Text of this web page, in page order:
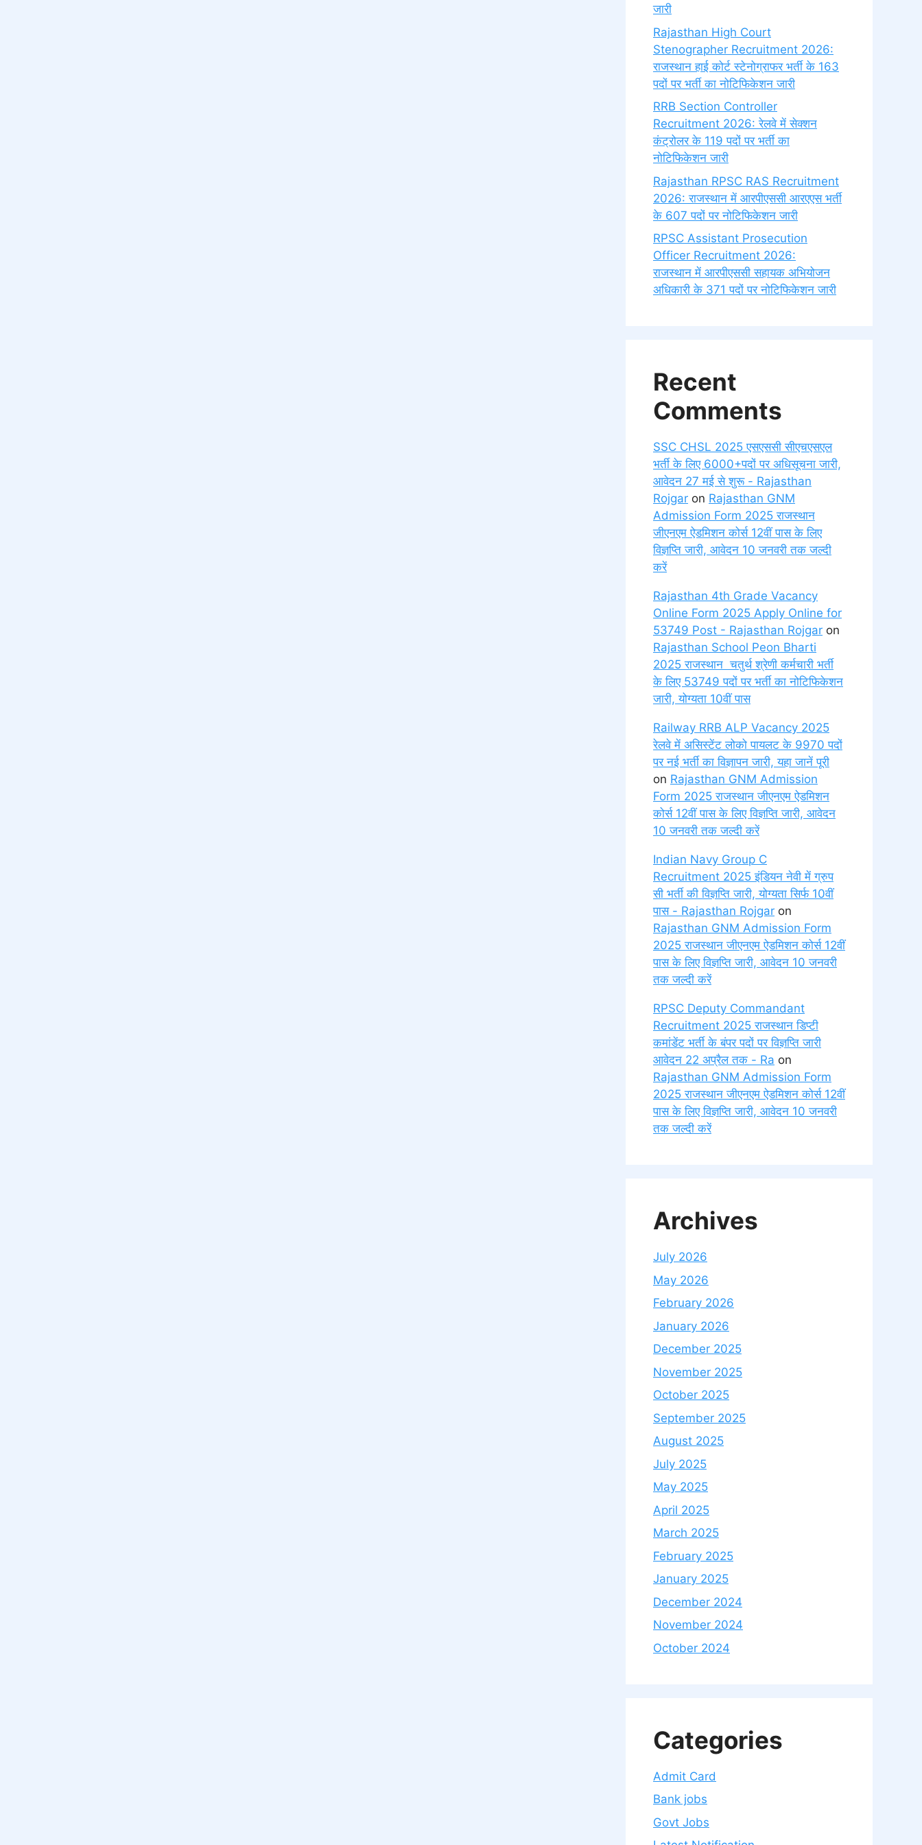
जारी
Rajasthan High Court
Stenographer Recruitment 2026:
राजस्थान हाई कोर्ट स्टेनोग्राफर भर्ती के 163
पदों पर भर्ती का नोटिफिकेशन जारी
RRB Section Controller
Recruitment 2026: रेलवे में सेक्शन
कंट्रोलर के 119 पदों पर भर्ती का
नोटिफिकेशन जारी
Rajasthan RPSC RAS Recruitment
2026: राजस्थान में आरपीएससी आरएएस भर्ती
के 607 पदों पर नोटिफिकेशन जारी
RPSC Assistant Prosecution
Officer Recruitment 2026:
राजस्थान में आरपीएससी सहायक अभियोजन
अधिकारी के 371 पदों पर नोटिफिकेशन जारी
Recent
Comments
SSC CHSL 2025 एसएससी सीएचएसएल
भर्ती के लिए 6000+पदों पर अधिसूचना जारी,
आवेदन 27 मई से शुरू - Rajasthan
Rojgar on Rajasthan GNM
Admission Form 2025 राजस्थान
जीएनएम ऐडमिशन कोर्स 12वीं पास के लिए
विज्ञप्ति जारी, आवेदन 10 जनवरी तक जल्दी
करें
Rajasthan 4th Grade Vacancy
Online Form 2025 Apply Online for
53749 Post - Rajasthan Rojgar on
Rajasthan School Peon Bharti
2025 राजस्थान चतुर्थ श्रेणी कर्मचारी भर्ती
के लिए 53749 पदों पर भर्ती का नोटिफिकेशन
जारी, योग्यता 10वीं पास
Railway RRB ALP Vacancy 2025
रेलवे में असिस्टेंट लोको पायलट के 9970 पदों
पर नई भर्ती का विज्ञापन जारी, यहा जानें पूरी
on Rajasthan GNM Admission
Form 2025 राजस्थान जीएनएम ऐडमिशन
कोर्स 12वीं पास के लिए विज्ञप्ति जारी, आवेदन
10 जनवरी तक जल्दी करें
Indian Navy Group C
Recruitment 2025 इंडियन नेवी में ग्रुप
सी भर्ती की विज्ञप्ति जारी, योग्यता सिर्फ 10वीं
पास - Rajasthan Rojgar on
Rajasthan GNM Admission Form
2025 राजस्थान जीएनएम ऐडमिशन कोर्स 12वीं
पास के लिए विज्ञप्ति जारी, आवेदन 10 जनवरी
तक जल्दी करें
RPSC Deputy Commandant
Recruitment 2025 राजस्थान डिप्टी
कमांडेंट भर्ती के बंपर पदों पर विज्ञप्ति जारी
आवेदन 22 अप्रैल तक - Ra on
Rajasthan GNM Admission Form
2025 राजस्थान जीएनएम ऐडमिशन कोर्स 12वीं
पास के लिए विज्ञप्ति जारी, आवेदन 10 जनवरी
तक जल्दी करें
Archives
July 2026
May 2026
February 2026
January 2026
December 2025
November 2025
October 2025
September 2025
August 2025
July 2025
May 2025
April 2025
March 2025
February 2025
January 2025
December 2024
November 2024
October 2024
Categories
Admit Card
Bank jobs
Govt Jobs